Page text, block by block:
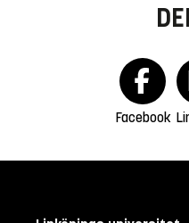
Facebook